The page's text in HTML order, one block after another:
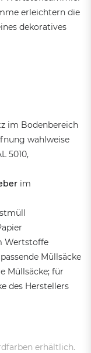
erleichtern die
dekoratives
im Bodenbereich
wahlweise
5010,
im
Wertstoffe
Müllsäcke
Müllsäcke; für
des Herstellers
erhältlich.